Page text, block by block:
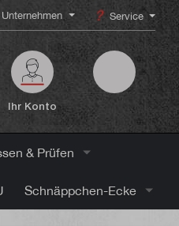
Unternehmen Service
Ihr Konto
& Prüfen
Schnäppchen-Ecke